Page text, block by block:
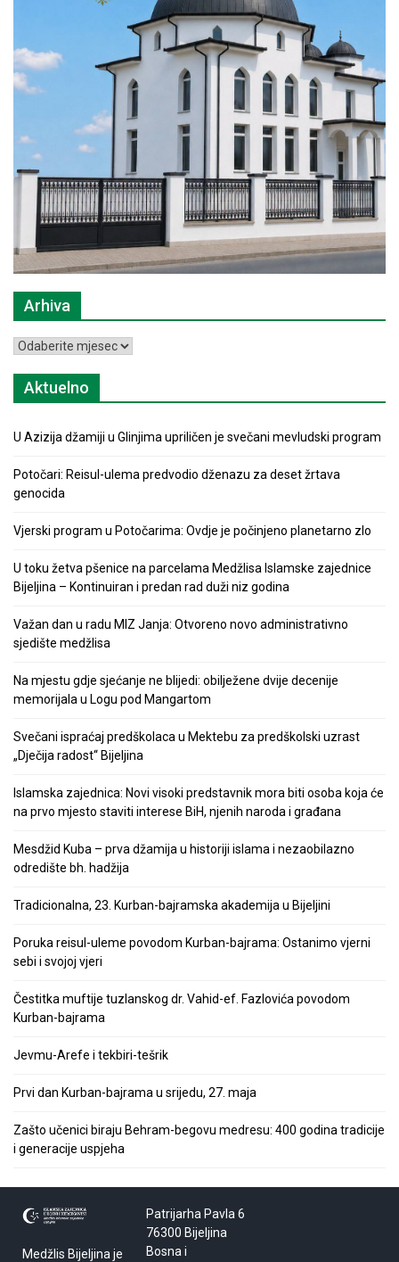
Arhiva
Arhiva
Aktuelno
U Azizija džamiji u Glinjima upriličen je svečani mevludski program
Potočari: Reisul-ulema predvodio dženazu za deset žrtava
genocida
Vjerski program u Potočarima: Ovdje je počinjeno planetarno zlo
U toku žetva pšenice na parcelama Medžlisa Islamske zajednice
Bijeljina – Kontinuiran i predan rad duži niz godina
Važan dan u radu MIZ Janja: Otvoreno novo administrativno
sjedište medžlisa
Na mjestu gdje sjećanje ne blijedi: obilježene dvije decenije
memorijala u Logu pod Mangartom
Svečani ispraćaj predškolaca u Mektebu za predškolski uzrast
„Dječija radost“ Bijeljina
Islamska zajednica: Novi visoki predstavnik mora biti osoba koja će
na prvo mjesto staviti interese BiH, njenih naroda i građana
Mesdžid Kuba – prva džamija u historiji islama i nezaobilazno
odredište bh. hadžija
Tradicionalna, 23. Kurban-bajramska akademija u Bijeljini
Poruka reisul-uleme povodom Kurban-bajrama: Ostanimo vjerni
sebi i svojoj vjeri
Čestitka muftije tuzlanskog dr. Vahid-ef. Fazlovića povodom
Kurban-bajrama
Jevmu-Arefe i tekbiri-tešrik
Prvi dan Kurban-bajrama u srijedu, 27. maja
Zašto učenici biraju Behram-begovu medresu: 400 godina tradicije
i generacije uspjeha
Medžlis Bijeljina je
Patrijarha Pavla 6
76300 Bijeljina
Bosna i